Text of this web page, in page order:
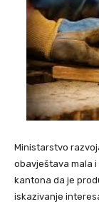
Ministarstvo
obavještava mala
kantona da je
iskazivanje